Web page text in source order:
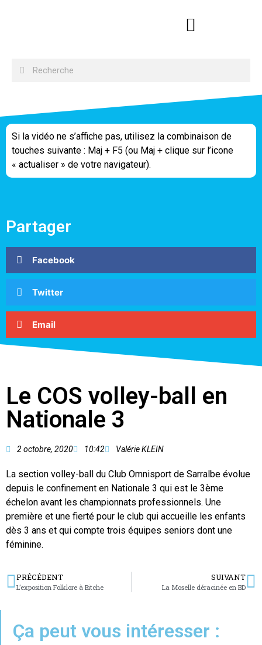
Si la vidéo ne s’affiche pas, utilisez la combinaison de
touches suivante : Maj + F5 (ou Maj + clique sur l’icone
« actualiser » de votre navigateur).
Partager
Facebook
Twitter
Email
Le COS volley-ball en
Nationale 3
2 octobre, 2020 10:42 Valérie KLEIN
La section volley-ball du Club Omnisport de Sarralbe évolue
depuis le confinement en Nationale 3 qui est le 3ème
échelon avant les championnats professionnels. Une
première et une fierté pour le club qui accueille les enfants
dès 3 ans et qui compte trois équipes seniors dont une
féminine.
PRÉCÉDENT
L’exposition Folklore à Bitche
SUIVANT
La Moselle déracinée en BD
Ça peut vous intéresser :